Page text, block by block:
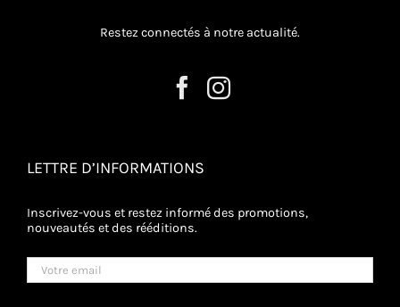
Restez connectés à notre actualité.
LETTRE D’INFORMATIONS
Inscrivez-vous et restez informé des promotions,
nouveautés et des rééditions.